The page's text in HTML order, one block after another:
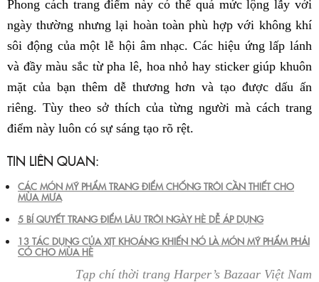
Phong cách trang điểm này có thể quá mức lộng lẫy với
ngày thường nhưng lại hoàn toàn phù hợp với không khí
sôi động của một lễ hội âm nhạc. Các hiệu ứng lấp lánh
và đầy màu sắc từ pha lê, hoa nhỏ hay sticker giúp khuôn
mặt của bạn thêm dễ thương hơn và tạo được dấu ấn
riêng. Tùy theo sở thích của từng người mà cách trang
điểm này luôn có sự sáng tạo rõ rệt.
TIN LIÊN QUAN:
CÁC MÓN MỸ PHẨM TRANG ĐIỂM CHỐNG TRÔI CẦN THIẾT CHO
MÙA MƯA
5 BÍ QUYẾT TRANG ĐIỂM LÂU TRÔI NGÀY HÈ DỄ ÁP DỤNG
13 TÁC DỤNG CỦA XỊT KHOÁNG KHIẾN NÓ LÀ MÓN MỸ PHẨM PHẢI
CÓ CHO MÙA HÈ
Tạp chí thời trang Harper’s Bazaar Việt Nam